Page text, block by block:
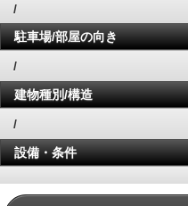
/
駐車場/部屋の向き
/
建物種別/構造
/
設備・条件